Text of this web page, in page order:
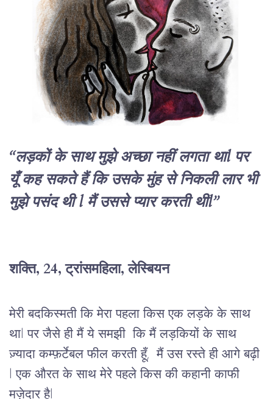
“लड़कों के साथ मुझे अच्छा नहीं लगता थाl पर
यूँ कह सकते हैं कि उसके मुंह से निकली लार भी
मुझे पसंद थी l मैं उससे प्यार करती थीl”
शक्ति, 24, ट्रांसमहिला, लेस्बियन
मेरी बदकिस्मती कि मेरा पहला किस एक लड़के के साथ
था l पर जैसे ही मैं ये समझी कि मैं लड़कियों के साथ
ज़्यादा कम्फ़र्टेबल फील करती हूँ,  मैं उस रस्ते ही आगे बढ़ी
l एक औरत के साथ मेरे पहले किस की कहानी काफी
मज़ेदार हैl